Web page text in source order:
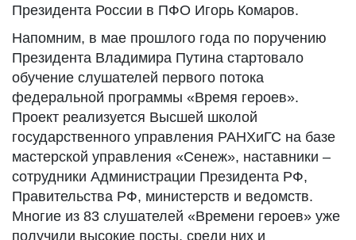
Президента России в ПФО Игорь Комаров.
Напомним, в мае прошлого года по поручению
Президента Владимира Путина стартовало
обучение слушателей первого потока
федеральной программы «Время героев».
Проект реализуется Высшей школой
государственного управления РАНХиГС на базе
мастерской управления «Сенеж», наставники –
сотрудники Администрации Президента РФ,
Правительства РФ, министерств и ведомств.
Многие из 83 слушателей «Времени героев» уже
получили высокие посты, среди них и